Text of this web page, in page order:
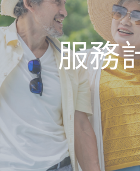
服務